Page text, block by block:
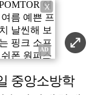
X
중앙소방학